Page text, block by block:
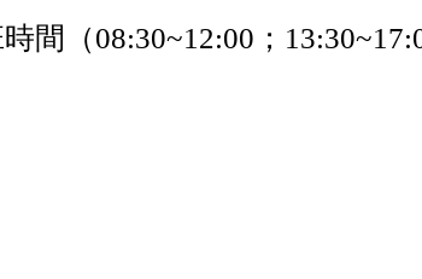
間（08:30~12:00；